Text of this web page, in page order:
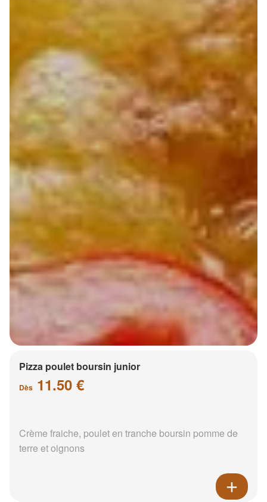
Pizza poulet boursin junior
Dès 11.50 €
Crème fraiche, poulet en tranche boursin pomme de
terre et oignons